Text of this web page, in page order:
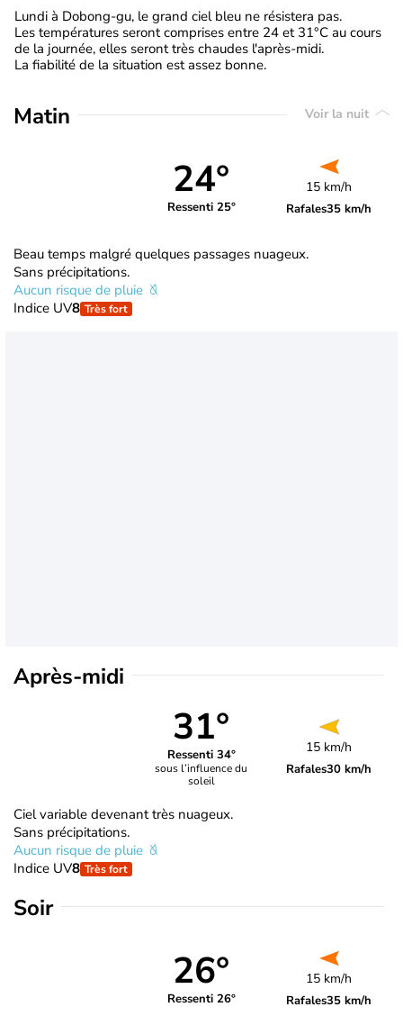
Lundi à Dobong-gu, le grand ciel bleu ne résistera pas.
Les températures seront comprises entre 24 et 31°C au cours
de la journée, elles seront très chaudes l'après-midi.
La fiabilité de la situation est assez bonne.
Matin Voir la nuit
24°
Ressenti 25°
15 km/h
Rafales35 km/h
Beau temps malgré quelques passages nuageux.
Sans précipitations.
Aucun risque de pluie
Indice UV8 Très fort
Après-midi
31°
Ressenti 34°
sous l’influence du
soleil
15 km/h
Rafales30 km/h
Ciel variable devenant très nuageux.
Sans précipitations.
Aucun risque de pluie
Indice UV8 Très fort
Soir
26°
Ressenti 26°
15 km/h
Rafales35 km/h